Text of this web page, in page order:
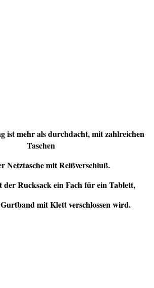
ist mehr als durchdacht, mit zahlreichen
Taschen
Netztasche mit Reißverschluß.
der Rucksack ein Fach für ein Tablett,
mit Klett verschlossen wird.